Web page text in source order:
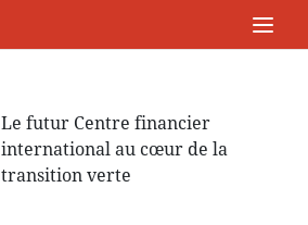
Le futur Centre financier
international au cœur de la
transition verte